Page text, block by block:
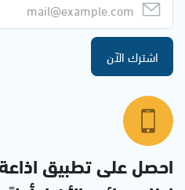
اشترك الآن
احصل على تطبيق